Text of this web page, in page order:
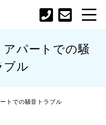
アパートでの騒
ブル
トでの騒音トラブル